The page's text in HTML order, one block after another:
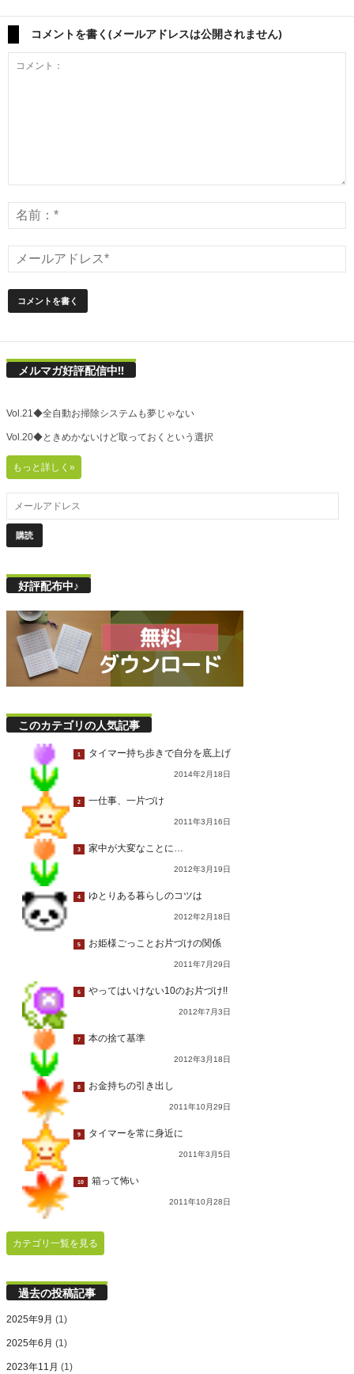
コメントを書く(メールアドレスは公開されません)
メルマガ好評配信中!!
Vol.21◆全自動お掃除システムも夢じゃない
Vol.20◆ときめかないけど取っておくという選択
もっと詳しく»
好評配布中♪
このカテゴリの人気記事
1 タイマー持ち歩きで自分を底上げ
2014年2月18日
2 一仕事、一片づけ
2011年3月16日
3 家中が大変なことに…
2012年3月19日
4 ゆとりある暮らしのコツは
2012年2月18日
5 お姫様ごっことお片づけの関係
2011年7月29日
6 やってはいけない10のお片づけ!!
2012年7月3日
7 本の捨て基準
2012年3月18日
8 お金持ちの引き出し
2011年10月29日
9 タイマーを常に身近に
2011年3月5日
10 箱って怖い
2011年10月28日
カテゴリ一覧を見る
過去の投稿記事
2025年9月 (1)
2025年6月 (1)
2023年11月 (1)